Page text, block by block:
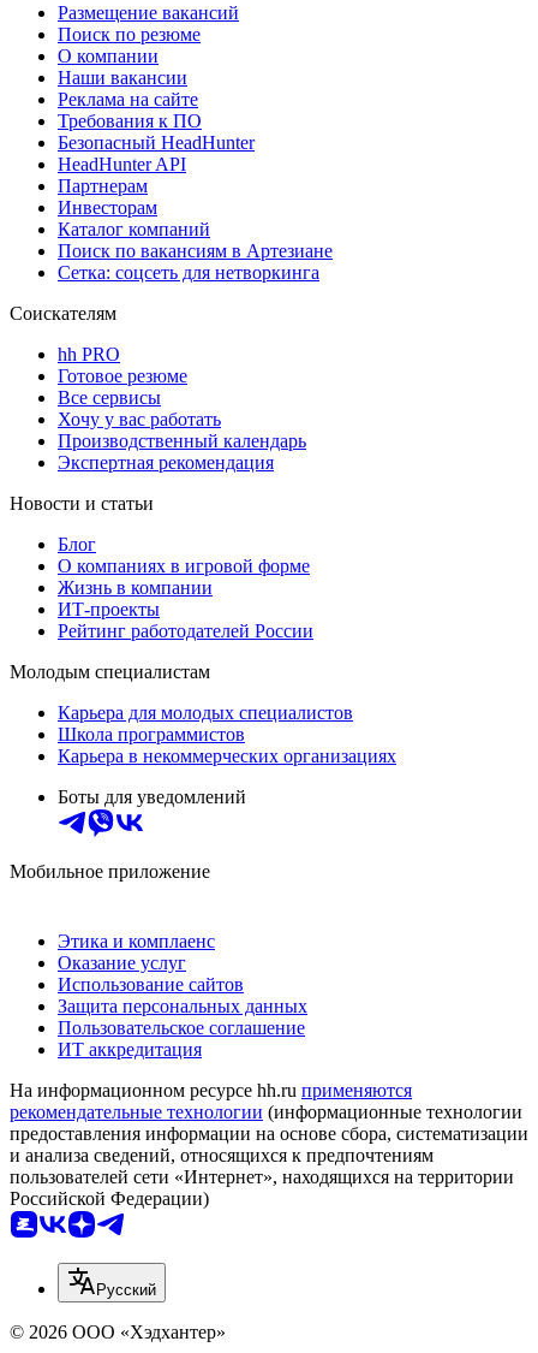
Размещение вакансий
Поиск по резюме
О компании
Наши вакансии
Реклама на сайте
Требования к ПО
Безопасный HeadHunter
HeadHunter API
Партнерам
Инвесторам
Каталог компаний
Поиск по вакансиям в Артезиане
Сетка: соцсеть для нетворкинга
Соискателям
hh PRO
Готовое резюме
Все сервисы
Хочу у вас работать
Производственный календарь
Экспертная рекомендация
Новости и статьи
Блог
О компаниях в игровой форме
Жизнь в компании
ИТ-проекты
Рейтинг работодателей России
Молодым специалистам
Карьера для молодых специалистов
Школа программистов
Карьера в некоммерческих организациях
Боты для уведомлений
Мобильное приложение
Этика и комплаенс
Оказание услуг
Использование сайтов
Защита персональных данных
Пользовательское соглашение
ИТ аккредитация
На информационном ресурсе hh.ru применяются
рекомендательные технологии (информационные технологии
предоставления информации на основе сбора, систематизации
и анализа сведений, относящихся к предпочтениям
пользователей сети «Интернет», находящихся на территории
Российской Федерации)
Русский
© 2026 ООО «Хэдхантер»